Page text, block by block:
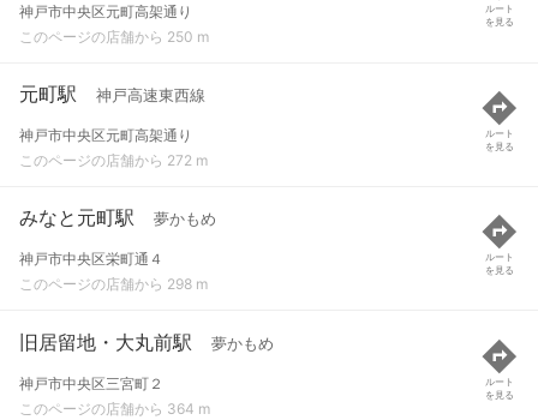
神戸市中央区元町高架通り
このページの店舗から 250 m
ルート
を見る
元町駅 神戸高速東西線
神戸市中央区元町高架通り
このページの店舗から 272 m
ルート
を見る
みなと元町駅 夢かもめ
神戸市中央区栄町通４
このページの店舗から 298 m
ルート
を見る
旧居留地・大丸前駅 夢かもめ
神戸市中央区三宮町２
このページの店舗から 364 m
ルート
を見る